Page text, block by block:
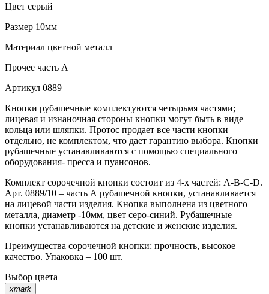
Цвет серый
Размер 10мм
Материал цветной металл
Прочее часть A
Артикул 0889
Кнопки рубашечные комплектуются четырьмя частями;
лицевая и изнаночная стороны кнопки могут быть в виде
кольца или шляпки. Протос продает все части кнопки
отдельно, не комплектом, что дает гарантию выбора. Кнопки
рубашечные устанавливаются с помощью специального
оборудования- пресса и пуансонов.
Комплект сорочечной кнопки состоит из 4-х частей: А-В-С-D.
Арт. 0889/10 – часть А рубашечной кнопки, устанавливается
на лицевой части изделия. Кнопка выполнена из цветного
металла, диаметр -10мм, цвет серо-синий. Рубашечные
кнопки устанавливаются на детские и женские изделия.
Преимущества сорочечной кнопки: прочность, высокое
качество. Упаковка – 100 шт.
Выбор цвета
xmark